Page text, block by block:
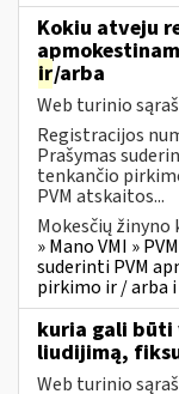
Kokiu atveju
ir/arba
Web turinio
Registracijos
Prašymas
tenkančio
PVM atskaitos...
Mokesčių
» Mano VMI »
suderinti PVM
pirkimo ir / arba i
kuria gali
liudijimą,
Web turinio